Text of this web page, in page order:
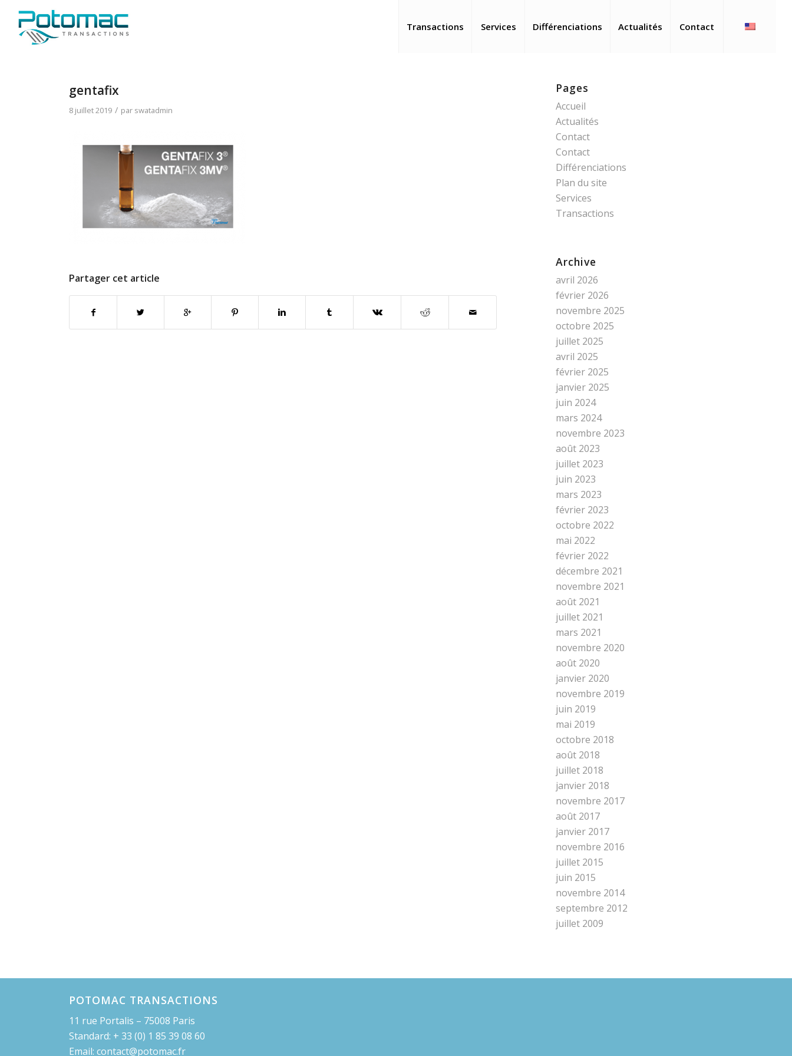
Transactions Services Différenciations Actualités Contact
gentafix
8 juillet 2019 / par swatadmin
Partager cet article
Pages
Accueil
Actualités
Contact
Contact
Différenciations
Plan du site
Services
Transactions
Archive
avril 2026
février 2026
novembre 2025
octobre 2025
juillet 2025
avril 2025
février 2025
janvier 2025
juin 2024
mars 2024
novembre 2023
août 2023
juillet 2023
juin 2023
mars 2023
février 2023
octobre 2022
mai 2022
février 2022
décembre 2021
novembre 2021
août 2021
juillet 2021
mars 2021
novembre 2020
août 2020
janvier 2020
novembre 2019
juin 2019
mai 2019
octobre 2018
août 2018
juillet 2018
janvier 2018
novembre 2017
août 2017
janvier 2017
novembre 2016
juillet 2015
juin 2015
novembre 2014
septembre 2012
juillet 2009
POTOMAC TRANSACTIONS
11 rue Portalis – 75008 Paris
Standard: + 33 (0) 1 85 39 08 60
Email: contact@potomac.fr